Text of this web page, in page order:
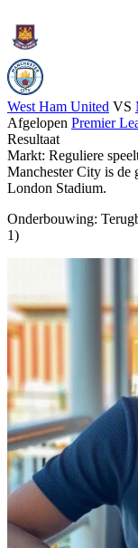
West Ham United VS
Afgelopen Premier
Resultaat
Markt: Reguliere
Manchester City is de
London Stadium.
Onderbouwing:
1)